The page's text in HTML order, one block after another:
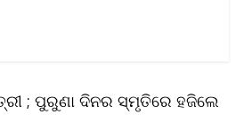
; ପୁରୁଣା ଦିନର ସ୍ମୃତିରେ ହଜିଲେ